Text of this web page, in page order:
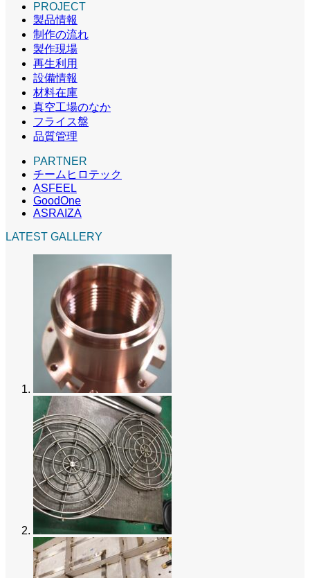
PROJECT
製品情報
制作の流れ
製作現場
再生利用
設備情報
材料在庫
真空工場のなか
フライス盤
品質管理
PARTNER
チームヒロテック
ASFEEL
GoodOne
ASRAIZA
LATEST GALLERY